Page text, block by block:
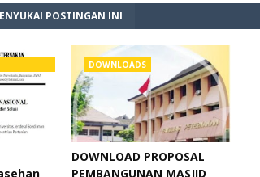
POSTINGAN INI
DOWNLOADS
DOWNLOAD PROPOSAL
PEMBANGUNAN MASJID